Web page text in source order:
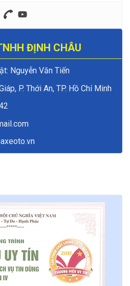
ĐỊNH CHÂU
Nguyễn Văn Tiến
P. Thới An, TP. Hồ Chí Minh